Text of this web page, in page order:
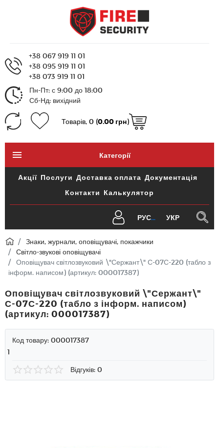
+38 067 919 11 01
+38 095 919 11 01
+38 073 919 11 01
Пн-Пт: с 9:00 до 18:00
Сб-Нд: вихідний
Товарів, 0 (0.00 грн)
Категорії
Акції Послуги Доставка оплата Документація
Контакти Калькулятор
РУС УКР
Знаки, журнали, оповіщувачі, покажчики
Світло-звукові оповіщувачі
Оповіщувач світлозвуковий \"Сержант\" С-07С-220 (табло з
інформ. написом) (артикул: 000017387)
Оповіщувач світлозвуковий \"Сержант\"
С-07С-220 (табло з інформ. написом)
(артикул: 000017387)
Код товару: 000017387
1
Відгуків: 0